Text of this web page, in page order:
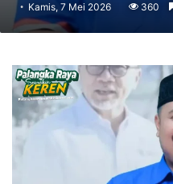
Kamis, 7 Mei 2026 360